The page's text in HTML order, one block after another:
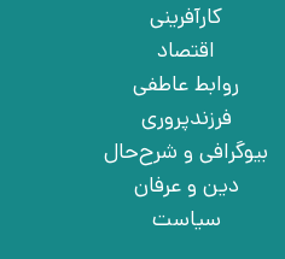
کارآفرینی
اقتصاد
روابط عاطفی
فرزندپروری
بیوگرافی و شرح‌حال
دین و عرفان
سیاست